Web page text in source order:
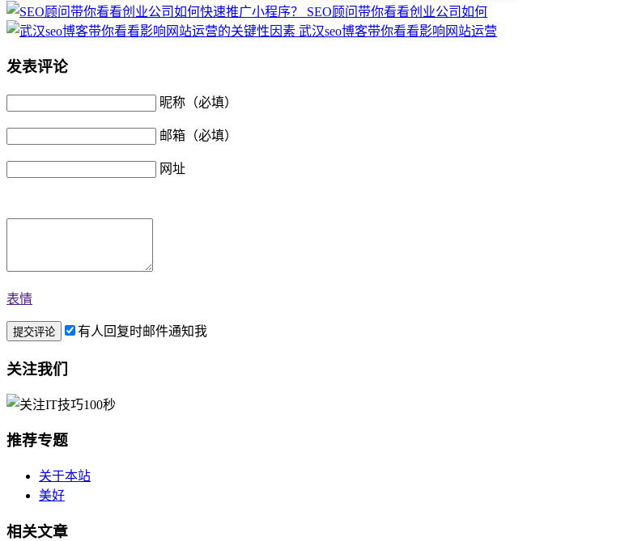
SEO顾问带你看看创业公司如何
武汉seo博客带你看看影响网站运营
发表评论
昵称（必填）
邮箱（必填）
网址
表情
有人回复时邮件通知我
关注我们
推荐专题
关于本站
美好
相关文章